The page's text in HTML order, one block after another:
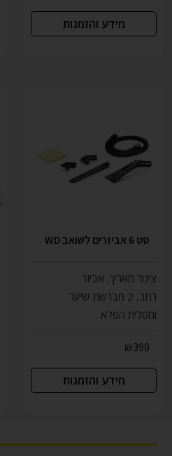
מידע והזמנות
סט 6 אביזרים לשואב WD
צינור מאריך, אביזר
רחב, 2 מברשת שיער
ומטלית הפלא
₪390
מידע והזמנות